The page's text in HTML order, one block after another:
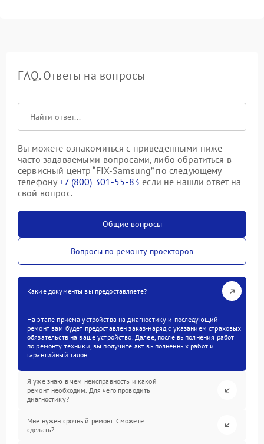
FAQ. Ответы на вопросы
Вы можете ознакомиться с приведенными ниже
часто задаваемыми вопросами, либо обратиться в
сервисный центр “FIX-Samsung” по следующему
телефону+7 (800) 301-55-83 если не нашли ответ на
свой вопрос.
Общие вопросы
Вопросы по ремонту проекторов
Какие документы вы предоставляете?
На этапе приема устройства на диагностику и последующий
ремонт вам будет предоставлен заказ-наряд с указанием страховых
обязательств на ваше устройство. Далее, после выполнения работ
по ремонту техники, вы получите акт выполненных работ и
гарантийный талон.
Я уже знаю в чем неисправность и какой
ремонт необходим. Для чего проводить
диагностику?
Мне нужен срочный ремонт. Сможете
сделать?